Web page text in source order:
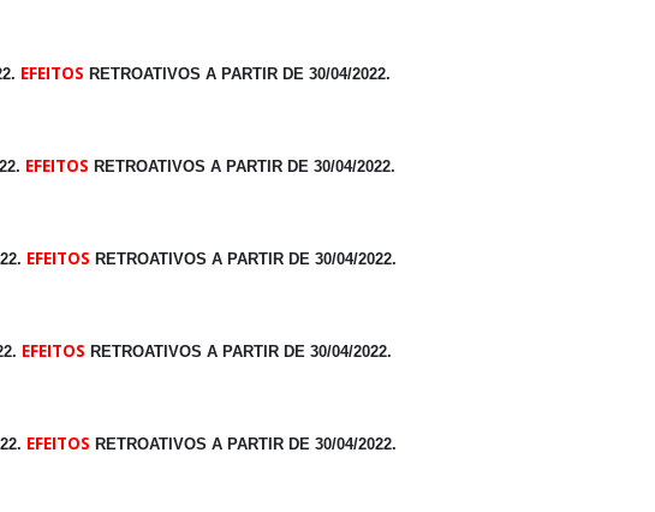
EFEITOS RETROATIVOS A PARTIR DE 30/04/2022.
EFEITOS RETROATIVOS A PARTIR DE 30/04/2022.
EFEITOS RETROATIVOS A PARTIR DE 30/04/2022.
EFEITOS RETROATIVOS A PARTIR DE 30/04/2022.
EFEITOS RETROATIVOS A PARTIR DE 30/04/2022.